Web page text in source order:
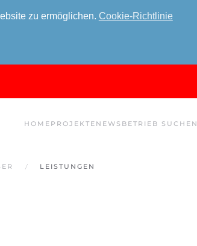
zu ermöglichen. Cookie-Richtlinie
HOME PROJEKTE NEWS BETRIEB SUCHEN
LEISTUNGEN